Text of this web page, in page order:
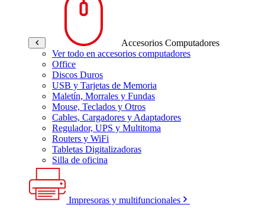
Accesorios Computadores
Ver todo en accesorios computadores
Office
Discos Duros
USB y Tarjetas de Memoria
Maletín, Morrales y Fundas
Mouse, Teclados y Otros
Cables, Cargadores y Adaptadores
Regulador, UPS y Multitoma
Routers y WiFi
Tabletas Digitalizadoras
Silla de oficina
Impresoras y multifuncionales